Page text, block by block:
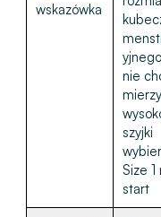
wskazówka
nie
szyjki
Size 1
start